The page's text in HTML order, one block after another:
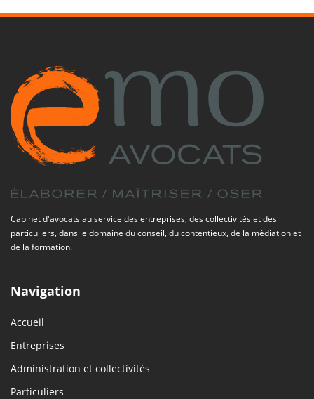
Cabinet d'avocats au service des entreprises, des collectivités et des
particuliers, dans le domaine du conseil, du contentieux, de la médiation et
de la formation.
Navigation
Accueil
Entreprises
Administration et collectivités
Particuliers